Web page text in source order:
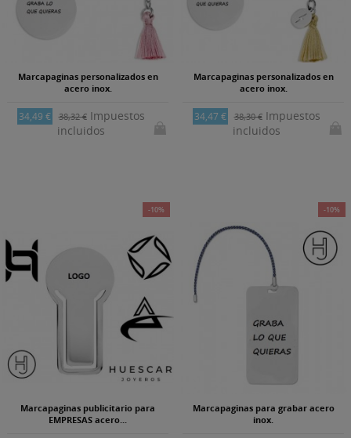
Marcapaginas personalizados en
acero inox.
34,49 € 38,32 €Impuestos
incluidos
Marcapaginas personalizados en
acero inox.
34,47 € 38,30 €Impuestos
incluidos
-10%
Marcapaginas publicitario para
EMPRESAS acero...
-10%
Marcapaginas para grabar acero
inox.